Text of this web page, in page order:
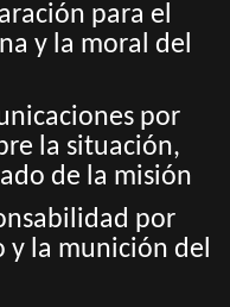
para el
y la moral del
por
la situación,
de la misión
por
y la munición del